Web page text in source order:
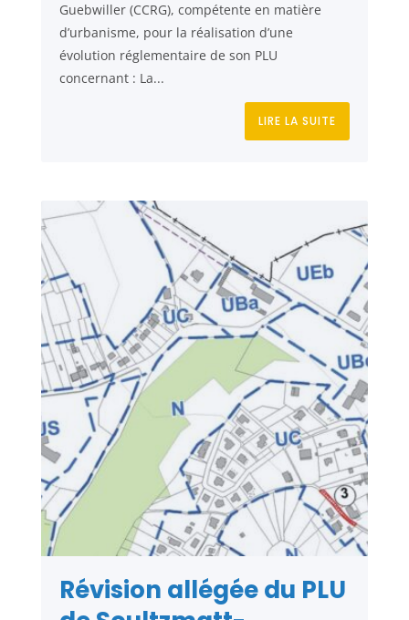
Guebwiller (CCRG), compétente en matière
d’urbanisme, pour la réalisation d’une
évolution réglementaire de son PLU
concernant : La...
LIRE LA SUITE
Révision allégée du PLU